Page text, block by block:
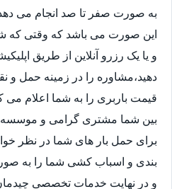
به صورت صفر تا صد انجام می
این صورت می باشد که وقتی که
و یا یک رزرو آنلاین از طریق
دهید،مشاوره را در زمینه حمل و
قیمت باربری را به شما اعلام می
بین شما مشتری گرامی و موسسه
برای حمل بار های شما در نظر
بندی و اسباب کشی شما را به
و در نهایت خدمات تخصصی